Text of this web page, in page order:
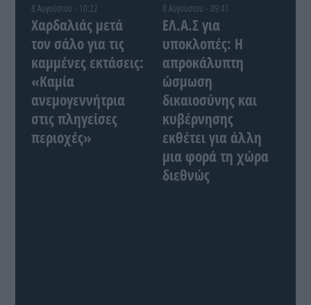
8 Αυγούστου - 10:22
Χαρδαλιάς μετά
τον σάλο για τις
καμμένες εκτάσεις:
«Καμία
ανεμογεννήτρια
στις πληγείσες
περιοχές»
8 Αυγούστου - 09:41
ΕΛ.Α.Σ για
υποκλοπές: Η
απροκάλυπτη
ώσμωση
δικαιοσύνης και
κυβέρνησης
εκθέτει για άλλη
μια φορά τη χώρα
διεθνώς